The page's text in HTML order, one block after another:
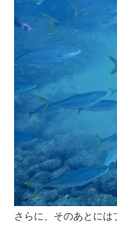
さらに、そのあとに